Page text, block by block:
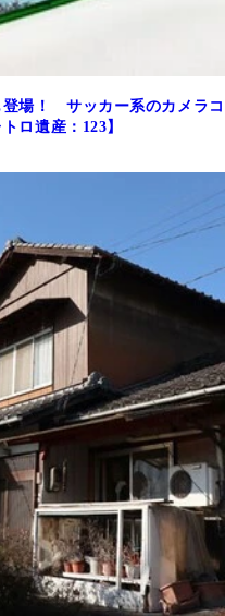
場！ サッカー系のカメラコ
ロ遺産：123】